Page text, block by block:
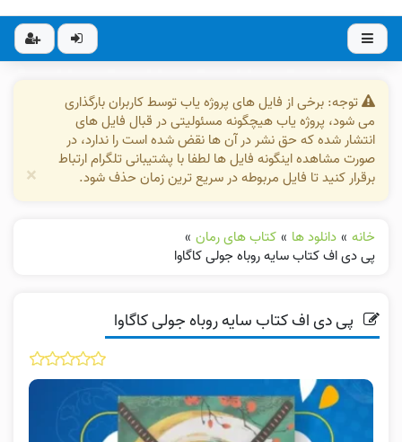
توجه: برخی از فایل های پروژه یاب توسط کاربران بارگذاری
می شود، پروژه یاب هیچگونه مسئولیتی در قبال فایل های
انتشار شده که حق نشر در آن ها نقض شده است را ندارد، در
صورت مشاهده اینگونه فایل ها لطفا با پشتیبانی تلگرام ارتباط
برقرار کنید تا فایل مربوطه در سریع ترین زمان حذف شود.
×
خانه » دانلود ها » کتاب های رمان »
پی دی اف کتاب سایه روباه جولی کاگاوا
پی دی اف کتاب سایه روباه جولی کاگاوا